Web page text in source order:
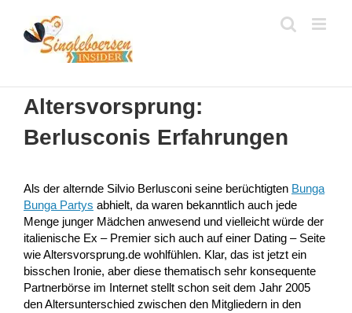
springen
Altersvorsprung:
Berlusconis Erfahrungen
Als der alternde Silvio Berlusconi seine berüchtigten Bunga
Bunga Partys abhielt, da waren bekanntlich auch jede
Menge junger Mädchen anwesend und vielleicht würde der
italienische Ex – Premier sich auch auf einer Dating – Seite
wie Altersvorsprung.de wohlfühlen. Klar, das ist jetzt ein
bisschen Ironie, aber diese thematisch sehr konsequente
Partnerbörse im Internet stellt schon seit dem Jahr 2005
den Altersunterschied zwischen den Mitgliedern in den